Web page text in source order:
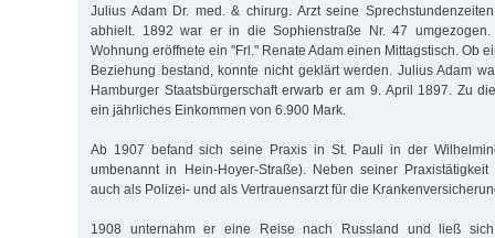
Julius Adam Dr. med. & chirurg. Arzt seine
abhielt. 1892 war er in die Sophienstraße Nr. 47
Wohnung eröffnete ein "Frl." Renate Adam einen Mittagstisch. Ob
Beziehung bestand, konnte nicht geklärt werden. Julius Adam
Hamburger Staatsbürgerschaft erwarb er am 9. April 1897. Zu
ein jährliches Einkommen von 6.900 Mark.
Ab 1907 befand sich seine Praxis in St. Pauli in der
umbenannt in Hein-Hoyer-Straße). Neben seiner
auch als Polizei- und als Vertrauensarzt für die
1908 unternahm er eine Reise nach Russland und ließ